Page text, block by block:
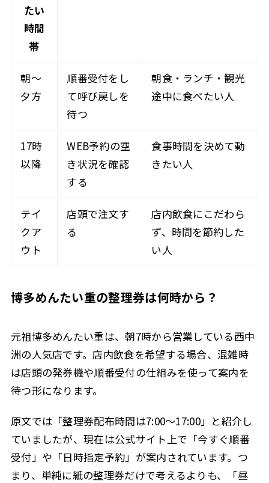
たい
時間
帯
朝〜
夕方
順番受付をし
て呼び戻しを
待つ
朝食・ランチ・観光
途中に食べたい人
17時
以降
WEB予約の空
き状況を確認
する
食事時間を決めて動
きたい人
テイ
クア
ウト
店頭で注文す
る
店内飲食にこだわら
ず、時間を節約した
い人
博多めんたい重の整理券は何時から？
元祖博多めんたい重は、朝7時から営業している西中
洲の人気店です。店内飲食を希望する場合、混雑時
は店頭の発券機や順番受付の仕組みを使って案内を
待つ形になります。
原文では「整理券配布時間は7:00〜17:00」と紹介し
ていましたが、現在は公式サイト上で「今すぐ順番
受付」や「日時指定予約」が案内されています。つ
まり、単純に紙の整理券だけで考えるよりも、「昼